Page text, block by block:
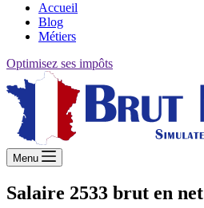
Accueil
Blog
Métiers
Optimisez ses impôts
Menu
Salaire 2533 brut en net